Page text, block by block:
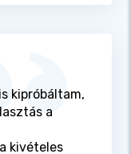
kipróbáltam,
a
kivételes